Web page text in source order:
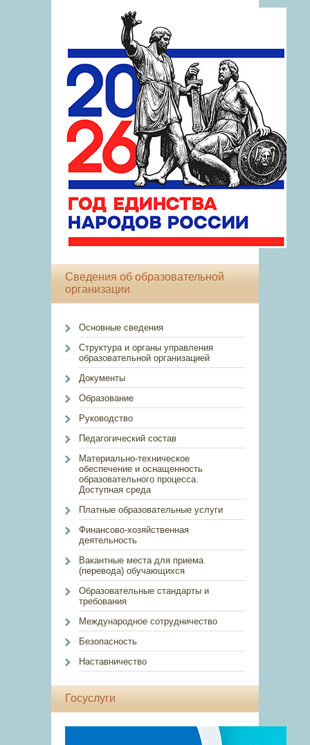
Сведения об образовательной
организации
Основные сведения
Структура и органы управления
образовательной организацией
Документы
Образование
Руководство
Педагогический состав
Материально-техническое
обеспечение и оснащенность
образовательного процесса.
Доступная среда
Платные образовательные услуги
Финансово-хозяйственная
деятельность
Вакантные места для приема
(перевода) обучающихся
Образовательные стандарты и
требования
Международное сотрудничество
Безопасность
Наставничество
Госуслуги